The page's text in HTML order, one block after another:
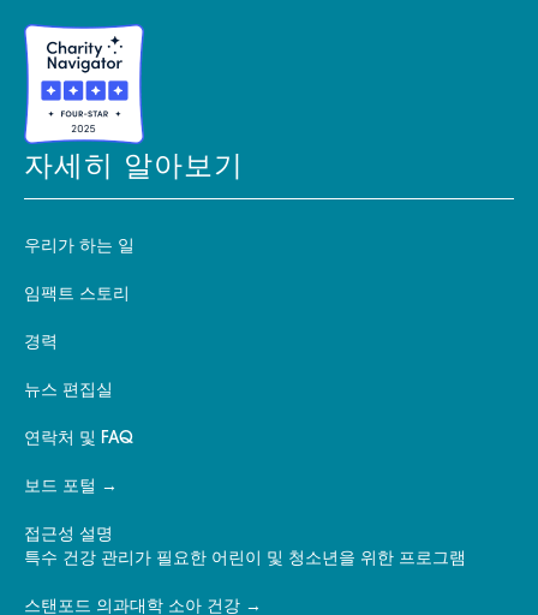
자세히 알아보기
우리가 하는 일
임팩트 스토리
경력
뉴스 편집실
연락처 및 FAQ
보드 포털
접근성 설명
특수 건강 관리가 필요한 어린이 및 청소년을 위한 프로그램
스탠포드 의과대학 소아 건강